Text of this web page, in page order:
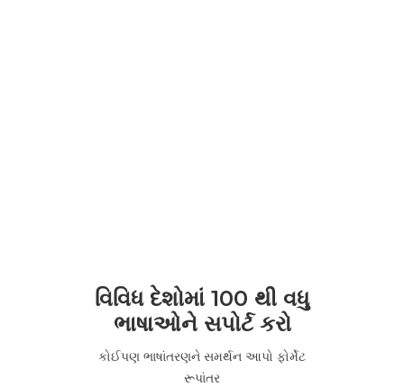
વિવિધ દેશોમાં 100 થી વધુ
ભાષાઓને સપોર્ટ કરો
કોઈપણ ભાષાંતરણને સમર્થન આપો ફોર્મેટ
રૂપાંતર